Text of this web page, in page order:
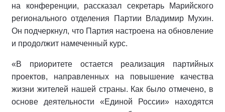
на конференции, рассказал секретарь Марийского
регионального отделения Партии Владимир Мухин.
Он подчеркнул, что Партия настроена на обновление
и продолжит намеченный курс.
«В приоритете остается реализация партийных
проектов, направленных на повышение качества
жизни жителей нашей страны. Как было отмечено, в
основе деятельности «Единой России» находятся